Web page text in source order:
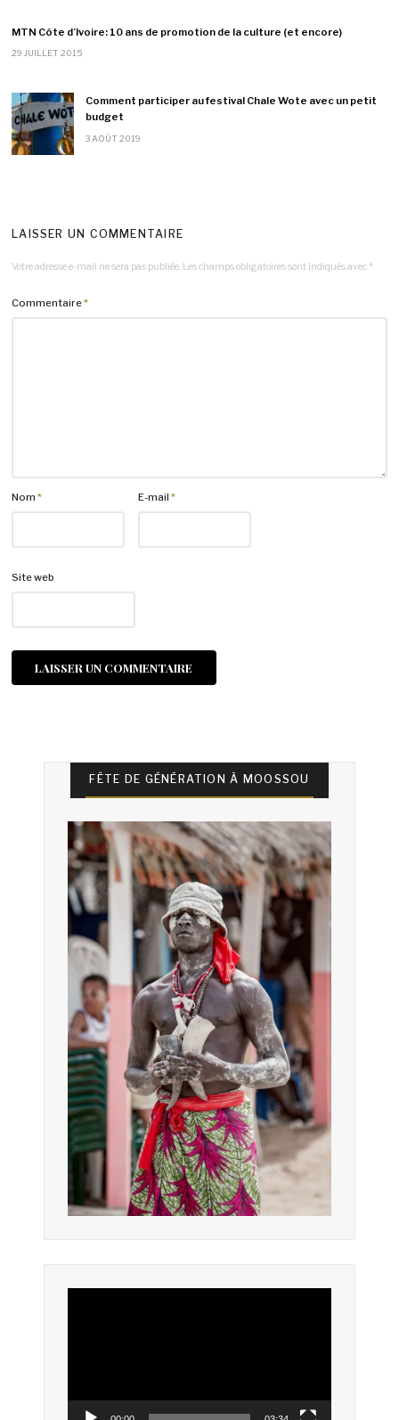
MTN Côte d’Ivoire: 10 ans de promotion de la culture (et encore)
29 JUILLET 2015
Comment participer au festival Chale Wote avec un petit
budget
3 AOÛT 2019
LAISSER UN COMMENTAIRE
Votre adresse e-mail ne sera pas publiée. Les champs obligatoires sont indiqués avec *
Commentaire*
Nom* E-mail*
Site web
FÊTE DE GÉNÉRATION À MOOSSOU